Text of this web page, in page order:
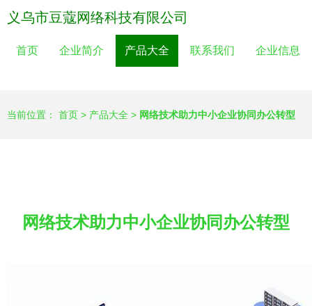
义乌市豆蔻网络科技有限公司
首页 企业简介 产品大全 联系我们 企业信息
当前位置： 首页 > 产品大全 > 网络技术助力中小企业协同办公转型
网络技术助力中小企业协同办公转型